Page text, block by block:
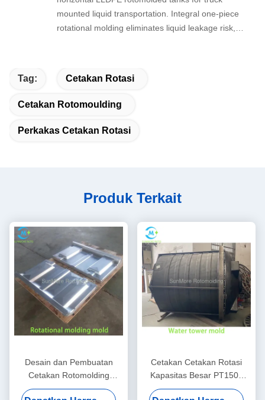
mounted liquid transportation. Integral one-piece
rotational molding eliminates liquid leakage risk,
acid and alkali liquid corrosion for long-distance
delivery.
Tag: Cetakan Rotasi
Cetakan Rotomoulding
Perkakas Cetakan Rotasi
Produk Terkait
Desain dan Pembuatan
Cetakan Rotomolding
Khusus Untuk Produk
Cetakan Cetakan Rotasi
Kapasitas Besar PT1500
Untuk Sistem Pasokan Air